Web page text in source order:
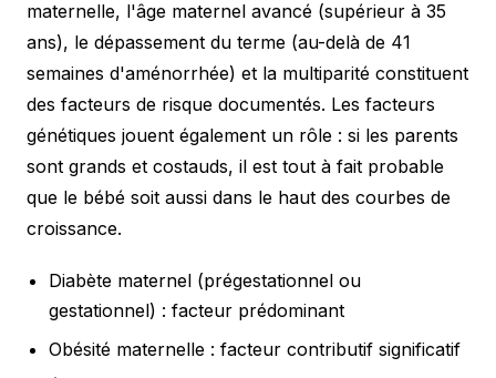
maternelle, l'âge maternel avancé (supérieur à 35
ans), le dépassement du terme (au-delà de 41
semaines d'aménorrhée) et la multiparité constituent
des facteurs de risque documentés. Les facteurs
génétiques jouent également un rôle : si les parents
sont grands et costauds, il est tout à fait probable
que le bébé soit aussi dans le haut des courbes de
croissance.
Diabète maternel (prégestationnel ou
gestationnel) : facteur prédominant
Obésité maternelle : facteur contributif significatif